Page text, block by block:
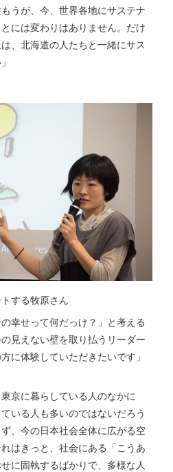
うが、今、世界各地にサステナ
には変わりはありません。だけ
、北海道の人たちと一緒にサス
する牧原さん
幸せって何だっけ？」と考える
見えない壁を取り払うリーダー
に体験していただきたいです」
京に暮らしている人のなかに
いる人も多いのではないだろう
、今の日本社会全体に広がる空
はきっと、社会にある「こうあ
に固執するばかりで、多様な人